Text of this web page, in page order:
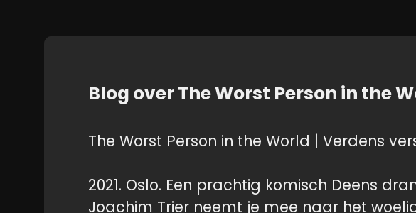
Blog over The Worst Person in the
The Worst Person in the World | Verdens
2021. Oslo. Een prachtig komisch Deens
Joachim Trier neemt je mee naar het